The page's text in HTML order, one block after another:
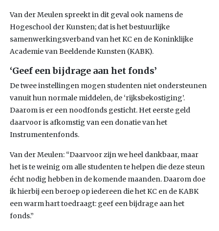
Van der Meulen spreekt in dit geval ook namens de
Hogeschool der Kunsten; dat is het bestuurlijke
samenwerkingsverband van het KC en de Koninklijke
Academie van Beeldende Kunsten (KABK).
‘Geef een bijdrage aan het fonds’
De twee instellingen mogen studenten niet ondersteunen
vanuit hun normale middelen, de ‘rijksbekostiging’.
Daarom is er een noodfonds gesticht. Het eerste geld
daarvoor is afkomstig van een donatie van het
Instrumentenfonds.
Van der Meulen: “Daarvoor zijn we heel dankbaar, maar
het is te weinig om alle studenten te helpen die deze steun
écht nodig hebben in de komende maanden. Daarom doe
ik hierbij een beroep op iedereen die het KC en de KABK
een warm hart toedraagt: geef een bijdrage aan het
fonds.”